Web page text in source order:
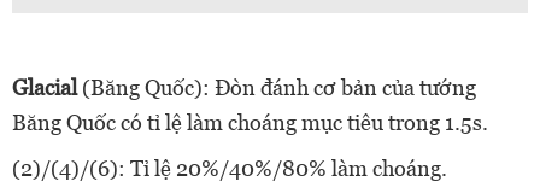
Glacial(Băng Quốc): Đòn đánh cơ bản của tướng
Băng Quốc có tỉ lệ làm choáng mục tiêu trong 1.5s.
(2)/(4)/(6): Tỉ lệ 20%/40%/80% làm choáng.